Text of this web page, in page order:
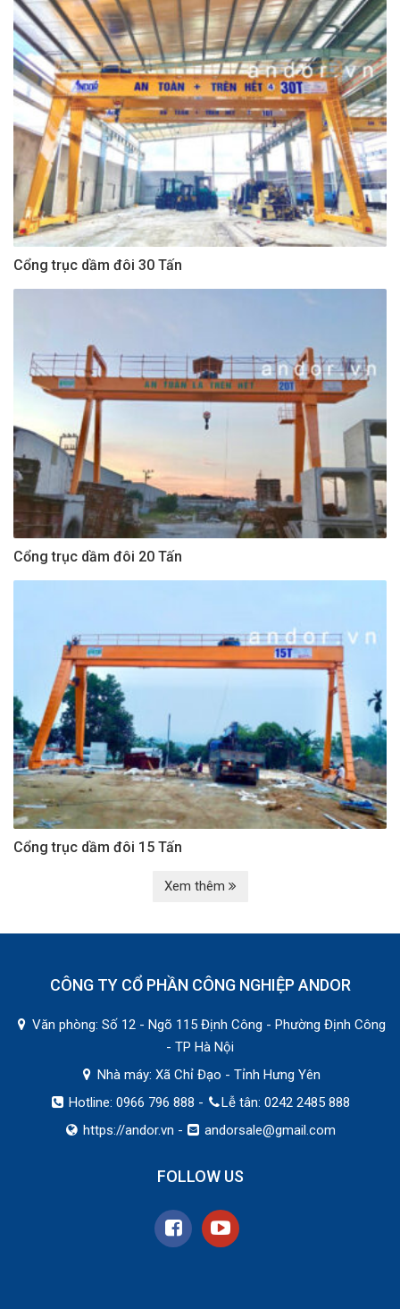
Cổng trục dầm đôi 30 Tấn
Cổng trục dầm đôi 20 Tấn
Cổng trục dầm đôi 15 Tấn
Xem thêm
CÔNG TY CỔ PHẦN CÔNG NGHIỆP ANDOR
Văn phòng: Số 12 - Ngõ 115 Định Công - Phường Định Công
- TP Hà Nội
Nhà máy: Xã Chỉ Đạo - Tỉnh Hưng Yên
Hotline: 0966 796 888 -
Lễ tân: 0242 2485 888
https://andor.vn - andorsale@gmail.com
FOLLOW US